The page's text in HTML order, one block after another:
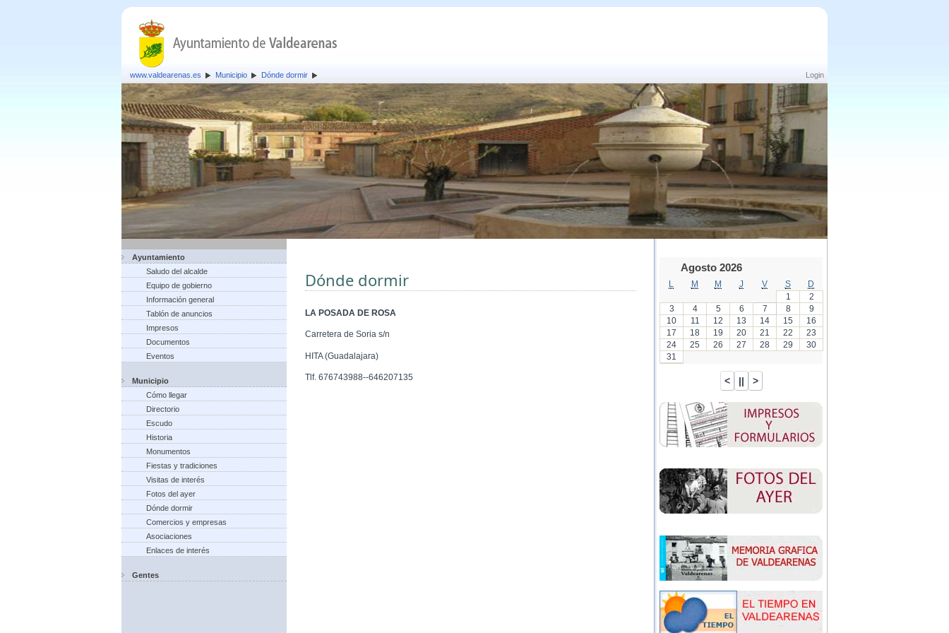
Login
www.valdearenas.es Municipio Dónde dormir
Ayuntamiento
Saludo del alcalde
Equipo de gobierno
Información general
Tablón de anuncios
Impresos
Documentos
Eventos
Municipio
Cómo llegar
Directorio
Escudo
Historia
Monumentos
Fiestas y tradiciones
Visitas de interés
Fotos del ayer
Dónde dormir
Comercios y empresas
Asociaciones
Enlaces de interés
Gentes
Dónde dormir
LA POSADA DE ROSA
Carretera de Soria s/n
HITA (Guadalajara)
Tlf. 676743988--646207135
Agosto 2026
M M J V S
D
1
2
3
4 5 6 7 8
9
10
11 12 13 14 15
16
17
18 19 20 21 22
23
24
25 26 27 28 29
30
31